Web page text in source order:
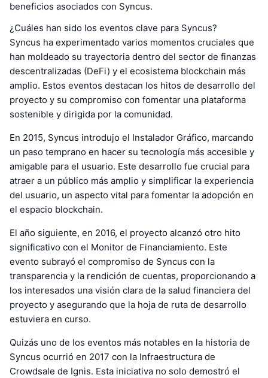
beneficios asociados con Syncus.
¿Cuáles han sido los eventos clave para Syncus?
Syncus ha experimentado varios momentos cruciales que
han moldeado su trayectoria dentro del sector de finanzas
descentralizadas (DeFi) y el ecosistema blockchain más
amplio. Estos eventos destacan los hitos de desarrollo del
proyecto y su compromiso con fomentar una plataforma
sostenible y dirigida por la comunidad.
En 2015, Syncus introdujo el Instalador Gráfico, marcando
un paso temprano en hacer su tecnología más accesible y
amigable para el usuario. Este desarrollo fue crucial para
atraer a un público más amplio y simplificar la experiencia
del usuario, un aspecto vital para fomentar la adopción en
el espacio blockchain.
El año siguiente, en 2016, el proyecto alcanzó otro hito
significativo con el Monitor de Financiamiento. Este
evento subrayó el compromiso de Syncus con la
transparencia y la rendición de cuentas, proporcionando a
los interesados una visión clara de la salud financiera del
proyecto y asegurando que la hoja de ruta de desarrollo
estuviera en curso.
Quizás uno de los eventos más notables en la historia de
Syncus ocurrió en 2017 con la Infraestructura de
Crowdsale de Ignis. Esta iniciativa no solo demostró el